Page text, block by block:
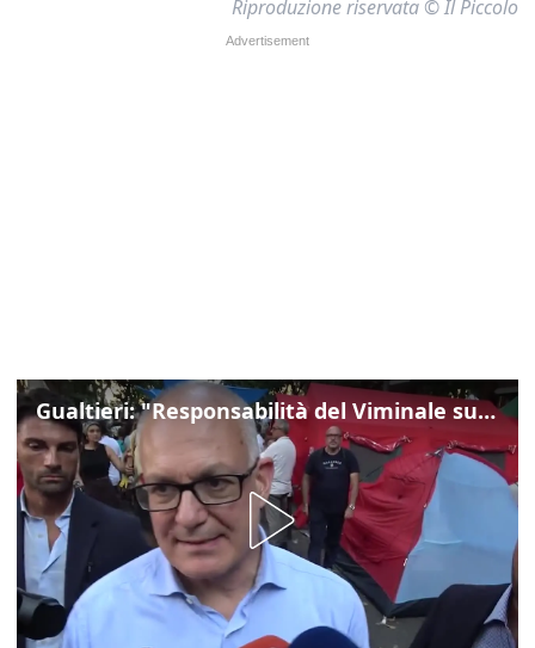
Riproduzione riservata © Il Piccolo
Gualtieri: "Responsabilità del Viminale su Spin Time? La posizione dei partiti è nota"